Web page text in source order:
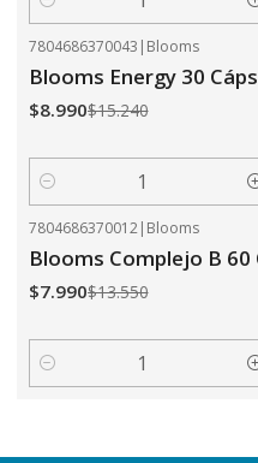
Cantidad
7804686370043 | Blooms
Blooms Energy 30
$8.990$15.240
Cantidad
7804686370012| Blooms
Blooms Complejo B 60
$7.990$13.550
Cantidad